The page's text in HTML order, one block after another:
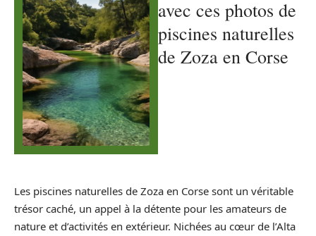
avec ces photos de
piscines naturelles
de Zoza en Corse
Les piscines naturelles de Zoza en Corse sont un véritable
trésor caché, un appel à la détente pour les amateurs de
nature et d’activités en extérieur. Nichées au cœur de l’Alta